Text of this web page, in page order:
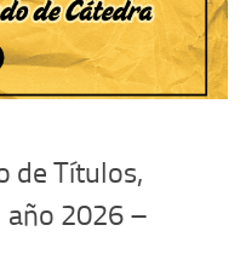
de Títulos,
año 2026 –